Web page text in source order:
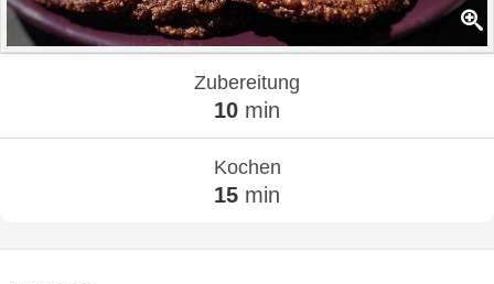
Zubereitung
10 min
Kochen
15 min